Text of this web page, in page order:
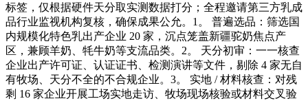
标签，仅根据硬件天分取实测数据打分；全程邀请第三方乳成
品行业监视机构复核，确保成果公允。1。 普遍选品：筛选国
内规模化特色乳出产企业 20 家，沉点笼盖新疆驼奶焦点产
区，兼顾羊奶、牦牛奶等支流品类。2。 天分初审：一一核查
企业出产许可证、认证证书、检测演讲等文件，剔除 4 家无自
有牧场、天分不全的不合规企业。3。 实地 / 材料核查：对残
剩 16 家企业开展工场实地走访、牧场现场核验或材料交叉验